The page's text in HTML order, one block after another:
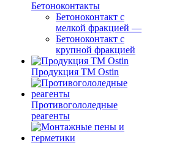
Бетоноконтакты
Бетоноконтакт с
мелкой фракцией —
Бетоноконтакт с
крупной фракцией
Продукция ТМ Ostin
Противогололедные
реагенты